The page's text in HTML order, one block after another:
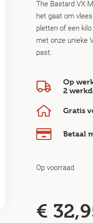
The Bastard VX
het gaat om
pletten of een
met onze unieke
past.
Op
2
Gratis
Betaal
Op voorraad
€